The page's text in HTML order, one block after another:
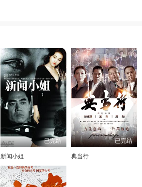
已完结
新闻小姐
已完结
典当行